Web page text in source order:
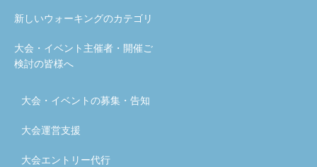
新しいウォーキングのカテゴリ
大会・イベント主催者・開催ご
検討の皆様へ
大会・イベントの募集・告知
大会運営支援
大会エントリー代行